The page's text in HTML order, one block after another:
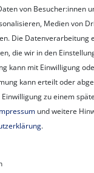
von Besucher:innen
Medien von
Die
die wir in den
kann mit Einwilligung
kann erteilt oder
zu einem
und weitere
.